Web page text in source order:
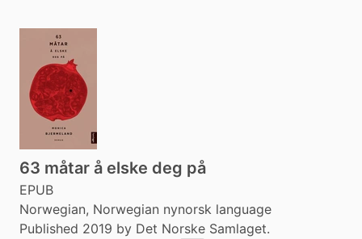
63 måtar å elske deg på
EPUB
Norwegian, Norwegian nynorsk language
Published 2019 by Det Norske Samlaget.